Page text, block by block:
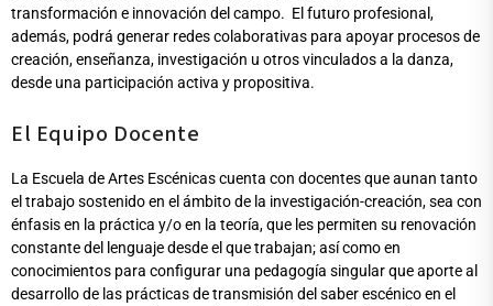
transformación e innovación del campo. El futuro profesional,
además, podrá generar redes colaborativas para apoyar procesos de
creación, enseñanza, investigación u otros vinculados a la danza,
desde una participación activa y propositiva.
El Equipo Docente
La Escuela de Artes Escénicas cuenta con docentes que aunan tanto
el trabajo sostenido en el ámbito de la investigación-creación, sea con
énfasis en la práctica y/o en la teoría, que les permiten su renovación
constante del lenguaje desde el que trabajan; así como en
conocimientos para configurar una pedagogía singular que aporte al
desarrollo de las prácticas de transmisión del saber escénico en el